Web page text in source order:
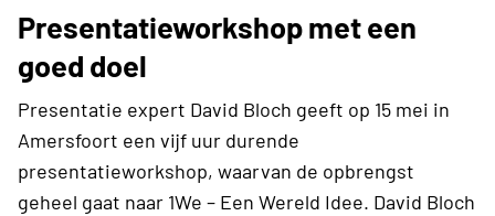
Presentatieworkshop met een
goed doel
Presentatie expert David Bloch geeft op 15 mei in
Amersfoort een vijf uur durende
presentatieworkshop, waarvan de opbrengst
geheel gaat naar 1We – Een Wereld Idee. David Bloch